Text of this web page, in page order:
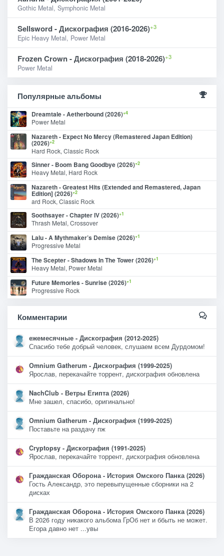
Gothic Metal, Symphonic Metal
Sellsword - Дискография (2016-2026)+3
Epic Heavy Metal, Power Metal
Frozen Crown - Дискография (2018-2026)+3
Power Metal
Популярные альбомы
Dreamtale - Aetherbound (2026)+4
Power Metal
Nazareth - Expect No Mercy (Remastered Japan Edition)
(2026)+2
Hard Rock, Classic Rock
Sinner - Boom Bang Goodbye (2026)+2
Heavy Metal, Hard Rock
Nazareth - Greatest Hits (Extended and Remastered, Japan
Edition] (2026)+2
ard Rock, Classic Rock
Soothsayer - Chapter IV (2026)+1
Thrash Metal, Crossover
Lalu - A Mythmaker’s Demise (2026)+1
Progressive Metal
The Scepter - Shadows In The Tower (2026)+1
Heavy Metal, Power Metal
Future Memories - Sunrise (2026)+1
Progressive Rock
Комментарии
ежемесячные - Дискография (2012-2025)
Спасибо тебе добрый человек, слушаем всем Дурдомом!
Omnium Gatherum - Дискография (1999-2025)
Ярослав, перекачайте торрент, дискография обновлена
NachClub - Ветры Египта (2026)
Мне зашел, спасибо, оригинально!
Omnium Gatherum - Дискография (1999-2025)
Поставьте на раздачу пж
Cryptopsy - Дискография (1991-2025)
Ярослав, перекачайте торрент, дискография обновлена
Гражданская Оборона - История Омского Панка (2026)
Гость Александр, это перевыпущенные сборники на 2
дисках
Гражданская Оборона - История Омского Панка (2026)
В 2026 году никакого альбома ГрОб нет и ббыть не может.
Егора давно нет ...увы